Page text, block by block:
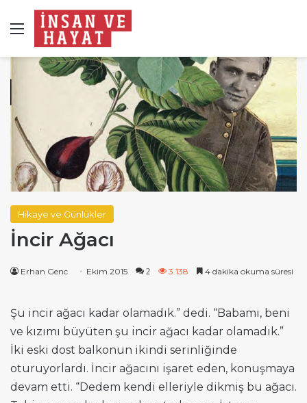
Menü
Hikaye ve Günlükler
İncir Ağacı
Erhan Genc Ekim 2015 2 3.138 4 dakika okuma süresi
Şu incir ağacı kadar olamadık.” dedi. “Babamı, beni
ve kızımı büyüten şu incir ağacı kadar olamadık.”
İki eski dost balkonun ikindi serinliğinde
oturuyorlardı. İncir ağacını işaret eden, konuşmaya
devam etti. “Dedem kendi elleriyle dikmiş bu ağacı.